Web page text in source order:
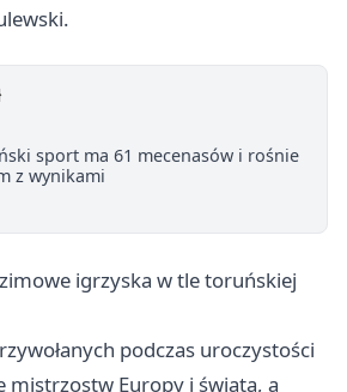
sport ma 61 mecenasów i rośnie
z wynikami
igrzyska w tle toruńskiej
podczas uroczystości
mistrzostw Europy i świata, a